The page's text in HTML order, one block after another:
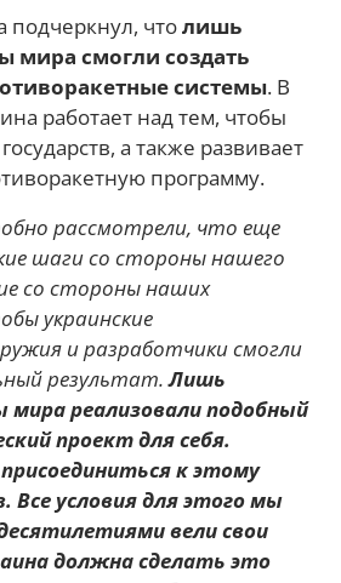
подчеркнул, чтолишь
мира смогли создать
системы. В
работает над тем, чтобы
а также развивает
программу.
рассмотрели, что еще
шаги со стороны нашего
со стороны наших
украинские
и разработчики смогли
результат.Лишь
мира реализовали подобный
проект для себя.
к этому
Все условия для этого мы
вели свои
должна сделать это